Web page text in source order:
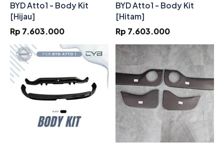
BYD Atto1 - Body Kit
[Hijau]
Rp 7.603.000
BYD Atto1 - Body Kit
[Hitam]
Rp 7.603.000